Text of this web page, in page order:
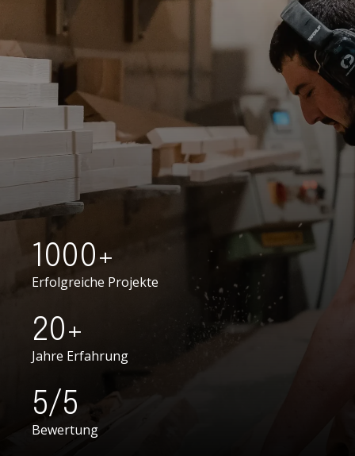
1000+
Erfolgreiche Projekte
20+
Jahre Erfahrung
5/5
Bewertung